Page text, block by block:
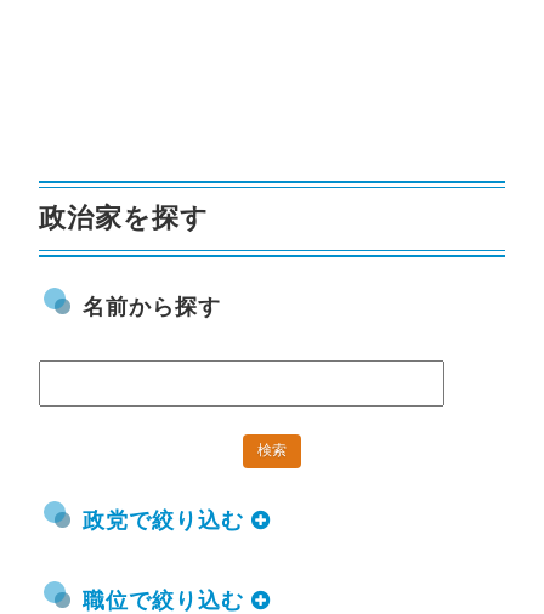
政治家を探す
名前から探す
政党で絞り込む
職位で絞り込む